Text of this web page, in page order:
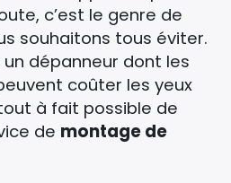
c’est le genre de
souhaitons tous éviter.
un dépanneur dont les
coûter les yeux
à fait possible de
de montage de